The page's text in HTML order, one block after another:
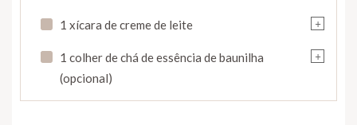
+
1 xícara de creme de leite
+
1 colher de chá de essência de baunilha
(opcional)